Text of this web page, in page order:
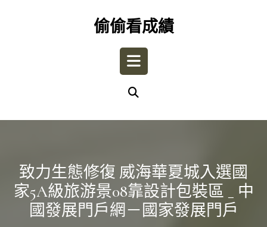
偷偷看成績
Open
致力生態修復 威海華夏城入選國
家5A級旅游景08靠設計包裝區 _ 中
國發展門戶網－國家發展門戶